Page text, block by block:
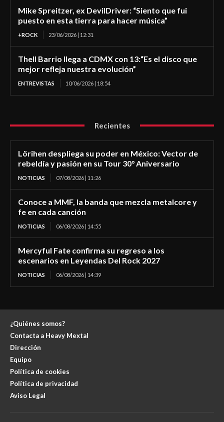
Mike Spreitzer, ex DevilDriver: “Siento que fui
puesto en esta tierra para hacer música”
+ROCK 23/06/2026 | 12:31
Thell Barrio llega a CDMX con 13:“Es el disco que
mejor refleja nuestra evolución”
ENTREVISTAS 10/06/2026 | 18:54
Recientes
Lörihen despliega su poder en México: Vector de
rebeldía y pasión en su Tour 30° Aniversario
NOTICIAS 07/08/2026 | 11:26
Conoce a MMF, la banda que mezcla metalcore y
fe en cada canción
NOTICIAS 06/08/2026 | 14:55
Mercyful Fate confirma su regreso a los
escenarios en Leyendas Del Rock 2027
NOTICIAS 06/08/2026 | 14:39
¿Quiénes somos?
Contacta a Heavy Mextal
Dirección
Equipo
Política de cookies
Política de privacidad
Aviso Legal